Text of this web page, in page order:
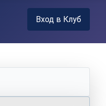
Вход в Клуб